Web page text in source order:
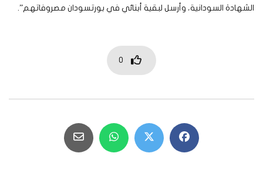
الشهادة السودانية، وأرسل لبقية أبنائي في بورتسودان مصروفاتهم”.
0